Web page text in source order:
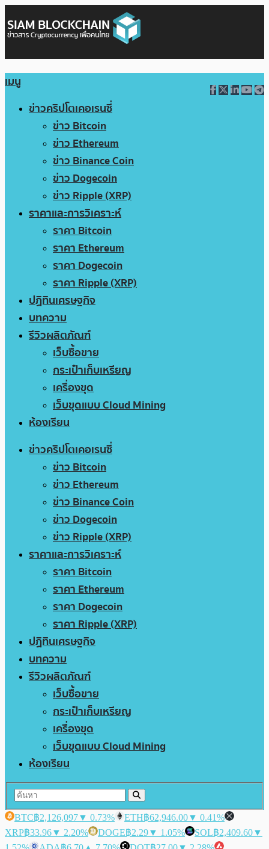
เมนู
ข่าวคริปโตเคอเรนซี่
ข่าว Bitcoin
ข่าว Ethereum
ข่าว Binance Coin
ข่าว Dogecoin
ข่าว Ripple (XRP)
ราคาและการวิเคราะห์
ราคา Bitcoin
ราคา Ethereum
ราคา Dogecoin
ราคา Ripple (XRP)
ปฏิทินเศรษฐกิจ
บทความ
รีวิวผลิตภัณฑ์
เว็บซื้อขาย
กระเป๋าเก็บเหรียญ
เครื่องขุด
เว็บขุดแบบ Cloud Mining
ห้องเรียน
ข่าวคริปโตเคอเรนซี่
ข่าว Bitcoin
ข่าว Ethereum
ข่าว Binance Coin
ข่าว Dogecoin
ข่าว Ripple (XRP)
ราคาและการวิเคราะห์
ราคา Bitcoin
ราคา Ethereum
ราคา Dogecoin
ราคา Ripple (XRP)
ปฏิทินเศรษฐกิจ
บทความ
รีวิวผลิตภัณฑ์
เว็บซื้อขาย
กระเป๋าเก็บเหรียญ
เครื่องขุด
เว็บขุดแบบ Cloud Mining
ห้องเรียน
BTC฿2,126,097▼ 0.73% ETH฿62,946.00▼ 0.41%
XRP฿33.96▼ 2.20% DOGE฿2.29▼ 1.05% SOL฿2,409.60▼